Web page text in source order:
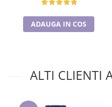
ADAUGA IN COS
ALTI CLIENTI